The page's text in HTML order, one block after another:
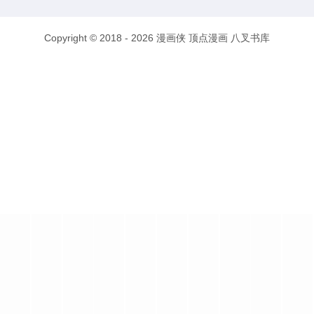
Copyright © 2018 - 2026 漫画侠 顶点漫画 八叉书库